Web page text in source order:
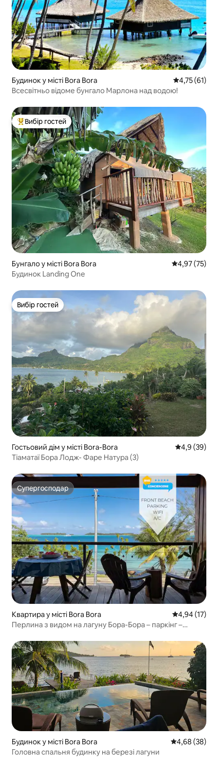
Будинок у місті Bora Bora Середня
4,75 (61)
Всесвітньо відоме бунгало Марлона над водою!
Топ вибір гостей
Вибір гостей
Бунгало у місті Bora Bora Середня
4,97 (75)
Будинок Landing One
Вибір гостей
Вибір гостей
Гостьовий дім у місті Bora-Bora Середня
4,9 (39)
Тіаматаї Бора Лодж- Фаре Натура (3)
Супергосподар
Супергосподар
Квартира у місті Bora Bora Середня
4,94 (17)
Перлина з видом на лагуну Бора-Бора – паркінг –
Будинок у місті Bora Bora Середня
4,68 (38)
Головна спальня будинку на березі лагуни